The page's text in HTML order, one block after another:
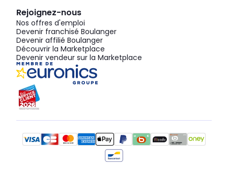
Rejoignez-nous
Nos offres d'emploi
Devenir franchisé Boulanger
Devenir affilié Boulanger
Découvrir la Marketplace
Devenir vendeur sur la Marketplace